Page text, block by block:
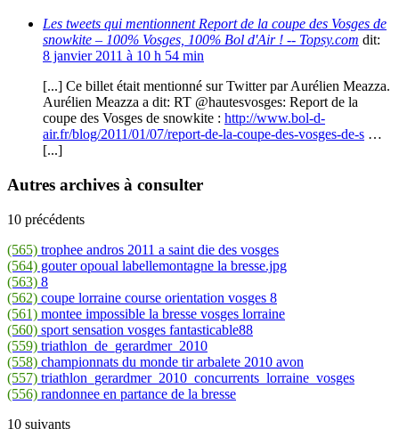
Les tweets qui mentionnent Report de la coupe des Vosges de
snowkite – 100% Vosges, 100% Bol d'Air ! -- Topsy.com dit:
8 janvier 2011 à 10 h 54 min
[...] Ce billet était mentionné sur Twitter par Aurélien Meazza.
Aurélien Meazza a dit: RT @hautesvosges: Report de la
coupe des Vosges de snowkite : http://www.bol-d-
air.fr/blog/2011/01/07/report-de-la-coupe-des-vosges-de-s …
[...]
Autres archives à consulter
10 précédents
(565) trophee andros 2011 a saint die des vosges
(564) gouter opoual labellemontagne la bresse.jpg
(563) 8
(562) coupe lorraine course orientation vosges 8
(561) montee impossible la bresse vosges lorraine
(560) sport sensation vosges fantasticable88
(559) triathlon_de_gerardmer_2010
(558) championnats du monde tir arbalete 2010 avon
(557) triathlon_gerardmer_2010_concurrents_lorraine_vosges
(556) randonnee en partance de la bresse
10 suivants